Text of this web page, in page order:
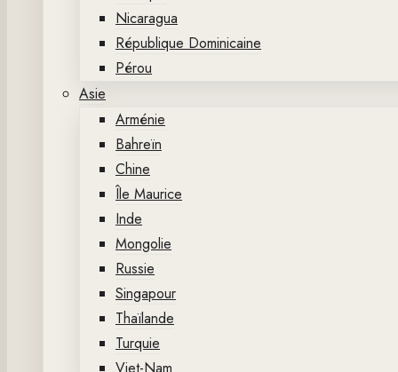
Nicaragua
République Dominicaine
Pérou
Asie
Arménie
Bahreïn
Chine
Île Maurice
Inde
Mongolie
Russie
Singapour
Thaïlande
Turquie